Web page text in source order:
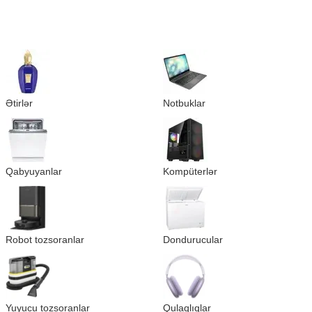
Ətirlər Notbuklar
Qabyuyanlar Kompüterlər
Robot tozsoranlar Dondurucular
Yuyucu tozsoranlar Qulaqlıqlar